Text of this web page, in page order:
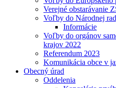
Verejné obstarávanie
Voľby do Národnej
Informácie
Voľby do orgánov
krajov 2022
Referendum 2023
Komunikácia obce v
Obecný úrad
Oddelenia